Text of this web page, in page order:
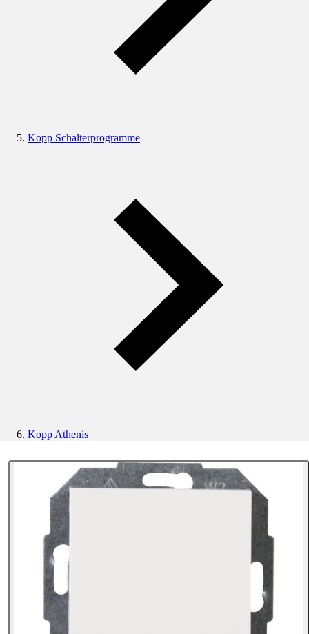
Kopp Schalterprogramme
Kopp Athenis